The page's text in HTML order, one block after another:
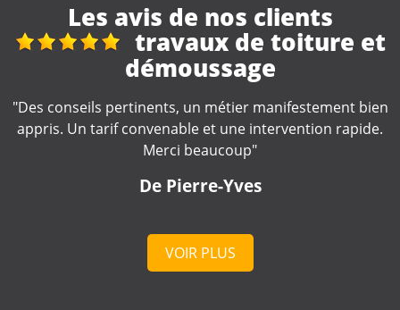
Les avis de nos clients
Réfection toiture de
véranda + gouttières maison
"Excellent travail de la part de cette entreprise. Travail
soigné. Artisan très impliqué dans la réalisation de nos
travaux, très à l'écoute. Nous le recommandons
VOIR PLUS